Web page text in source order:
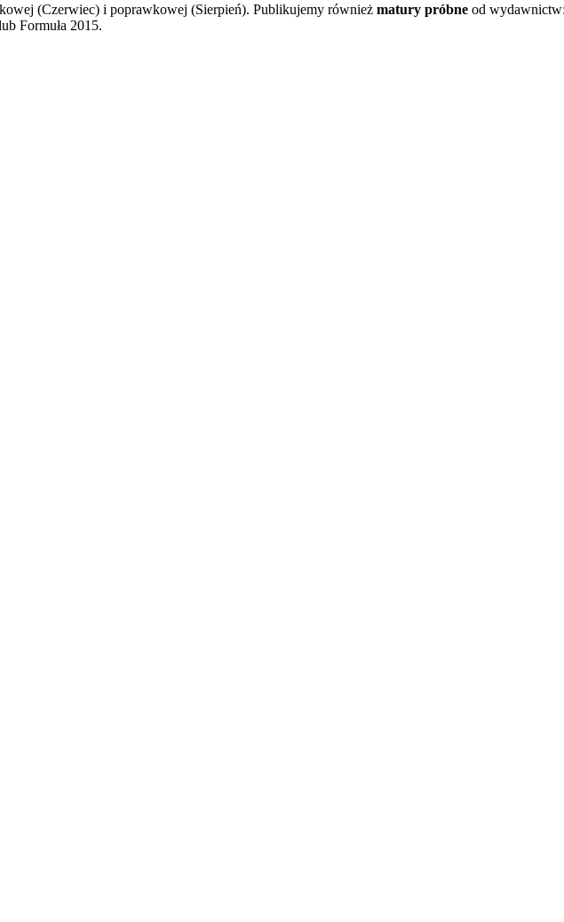
(Czerwiec) i poprawkowej (Sierpień). Publikujemy również matury próbne od
Formuła 2015.